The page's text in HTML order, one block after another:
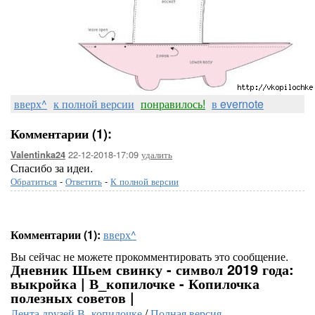
вверх^ к полной версии понравилось! в evernote
Комментарии (1):
Valentinka24 22-12-2018-17:09 удалить
Спасибо за идеи.
Обратиться - Ответить - К полной версии
Комментарии (1): вверх^
Вы сейчас не можете прокомментировать это сообщение.
Дневник Шьем свинку - символ 2019 года:
выкройка | В_копилочке - Копилочка
полезных советов |